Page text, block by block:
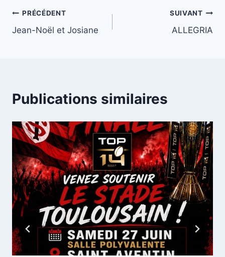
Navigation
de
PRÉCÉDENT
Jean-Noël et Josiane
SUIVANT
ALLEGRIA
Publications similaires